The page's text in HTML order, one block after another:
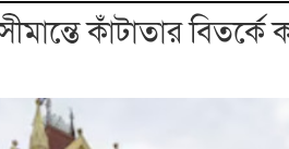
কাঁটাতার বিতর্কে